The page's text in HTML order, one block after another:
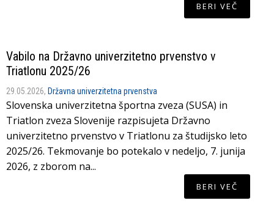
BERI VEČ
Vabilo na Državno univerzitetno prvenstvo v
Triatlonu 2025/26
29.05.2026, Državna univerzitetna prvenstva
Slovenska univerzitetna športna zveza (SUSA) in
Triatlon zveza Slovenije razpisujeta Državno
univerzitetno prvenstvo v Triatlonu za študijsko leto
2025/26. Tekmovanje bo potekalo v nedeljo, 7. junija
2026, z zborom na...
BERI VEČ